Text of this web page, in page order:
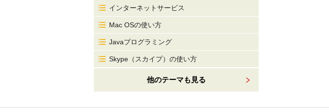
インターネットサービス
Mac OSの使い方
Javaプログラミング
Skype（スカイプ）の使い方
他のテーマも見る